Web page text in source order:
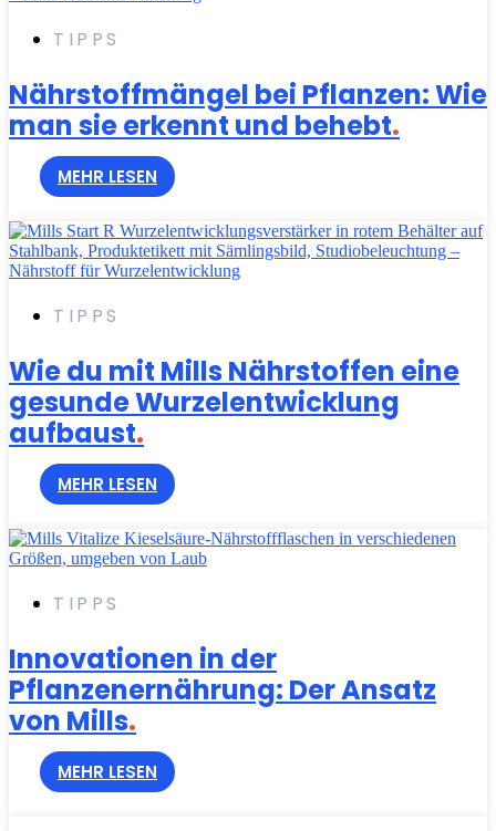
TIPPS
Nährstoffmängel bei Pflanzen: Wie
man sie erkennt und behebt.
MEHR LESEN
TIPPS
Wie du mit Mills Nährstoffen eine
gesunde Wurzelentwicklung
aufbaust.
MEHR LESEN
TIPPS
Innovationen in der
Pflanzenernährung: Der Ansatz
von Mills.
MEHR LESEN